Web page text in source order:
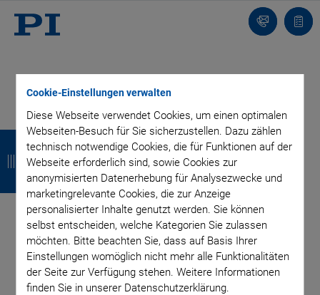
Cookie-Einstellungen verwalten
Diese Webseite verwendet Cookies, um einen optimalen
Webseiten-Besuch für Sie sicherzustellen. Dazu zählen
technisch notwendige Cookies, die für Funktionen auf der
Webseite erforderlich sind, sowie Cookies zur
anonymisierten Datenerhebung für Analysezwecke und
marketingrelevante Cookies, die zur Anzeige
personalisierter Inhalte genutzt werden. Sie können
selbst entscheiden, welche Kategorien Sie zulassen
möchten. Bitte beachten Sie, dass auf Basis Ihrer
Einstellungen womöglich nicht mehr alle Funktionalitäten
der Seite zur Verfügung stehen. Weitere Informationen
finden Sie in unserer Datenschutzerklärung.
Kontakt
BLOG ABONNIEREN
Kategorien
Anwendung Astronomie
Unternehmen
Industrielle Automatisierung
Mikroskopie
Nanopositionierung
OEM
Photonik Produkt Produktion Technologie Video
Z
u
r
ü
c
k
Z
u
r
ü
c
k
Z
u
r
ü
c
k
Z
u
r
ü
c
k